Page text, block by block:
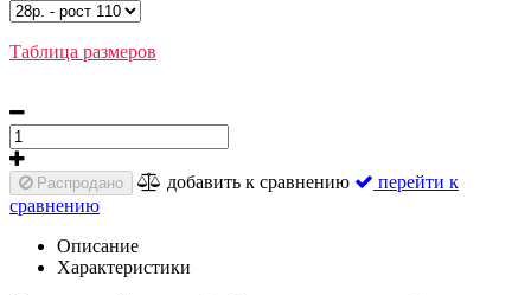
Таблица размеров
Распродано добавить к сравнению
перейти к
сравнению
Описание
Характеристики